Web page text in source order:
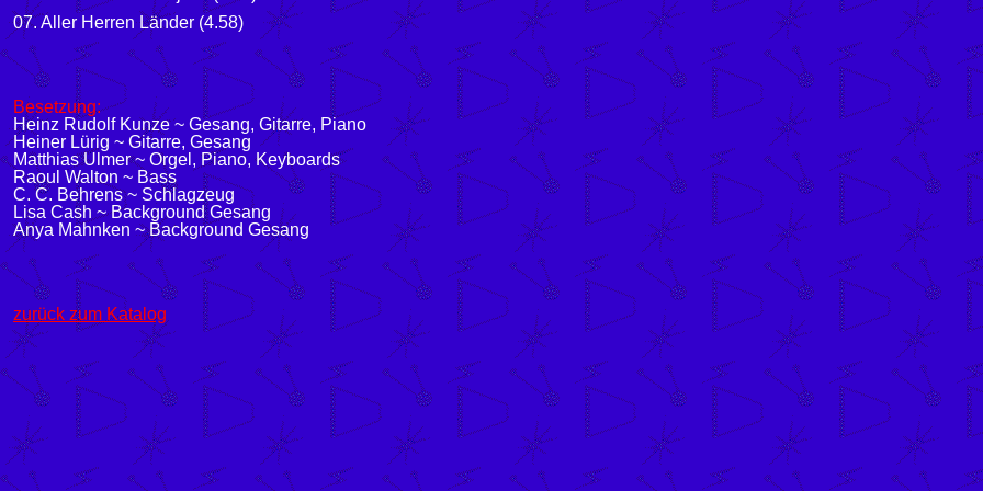
07. Aller Herren Länder (4.58)
Besetzung:
Heinz Rudolf Kunze ~ Gesang, Gitarre, Piano
Heiner Lürig ~ Gitarre, Gesang
Matthias Ulmer ~ Orgel, Piano, Keyboards
Raoul Walton ~ Bass
C. C. Behrens ~ Schlagzeug
Lisa Cash ~ Background Gesang
Anya Mahnken ~ Background Gesang
zurück zum Katalog